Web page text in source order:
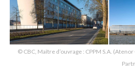
© CBC, Maître d’ouvrage : CPPM S.A.